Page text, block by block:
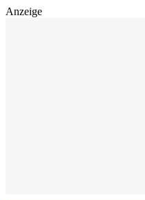
Anzeige